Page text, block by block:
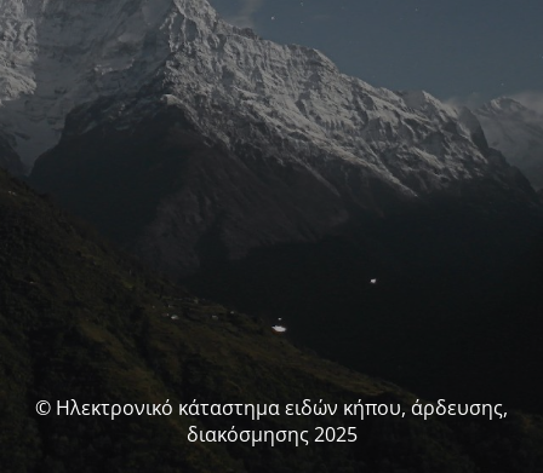
© Ηλεκτρονικό κάταστημα ειδών κήπου, άρδευσης,
διακόσμησης 2025